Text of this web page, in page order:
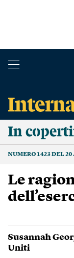
In
NUMERO 1423 DEL 20
Le
Susannah
Uniti